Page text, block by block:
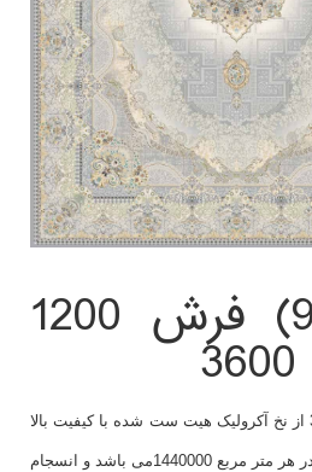
کد ( 9563) فرش 1200
فرش 1200شانه با تراکم 3600 از نخ آکرولیک هیت ست شده با کیفیت بالا
بافته شده است. و تراکم گره در هر متر مربع 1440000می باشد و انسجام